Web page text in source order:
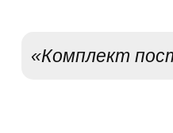
«Комплект